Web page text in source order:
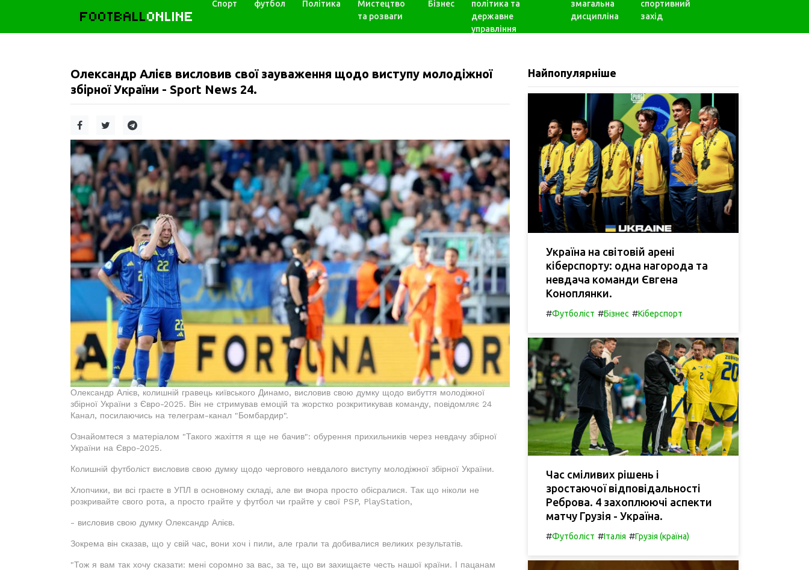
FOOTBALLONLINE
Спорт футбол Політика
Мистецтво
та розваги
Бізнес
політика та
державне
управління
змагальна
дисципліна
спортивний
захід
Олександр Алієв висловив свої зауваження щодо виступу молодіжної
збірної України - Sport News 24.
Олександр Алієв, колишній гравець київського Динамо, висловив свою думку щодо вибуття молодіжної
збірної України з Євро-2025. Він не стримував емоцій та жорстко розкритикував команду, повідомляє 24
Канал, посилаючись на телеграм-канал "Бомбардир".
Ознайомтеся з матеріалом "Такого жахіття я ще не бачив": обурення прихильників через невдачу збірної
України на Євро-2025.
Колишній футболіст висловив свою думку щодо чергового невдалого виступу молодіжної збірної України.
Хлопчики, ви всі граєте в УПЛ в основному складі, але ви вчора просто обісралися. Так що ніколи не
розкривайте свого рота, а просто грайте у футбол чи грайте у свої PSP, PlayStation,
- висловив свою думку Олександр Алієв.
Зокрема він сказав, що у свій час, вони хоч і пили, але грали та добивалися великих результатів.
"Тож я вам так хочу сказати: мені соромно за вас, за те, що ви захищаєте честь нашої країни. І пацанам
Найпопулярніше
Україна на світовій арені
кіберспорту: одна нагорода та
невдача команди Євгена
Коноплянки.
#Футболіст #Бізнес #Кіберспорт
Час сміливих рішень і
зростаючої відповідальності
Реброва. 4 захоплюючі аспекти
матчу Грузія - Україна.
#Футболіст #Італія #Грузія (країна)